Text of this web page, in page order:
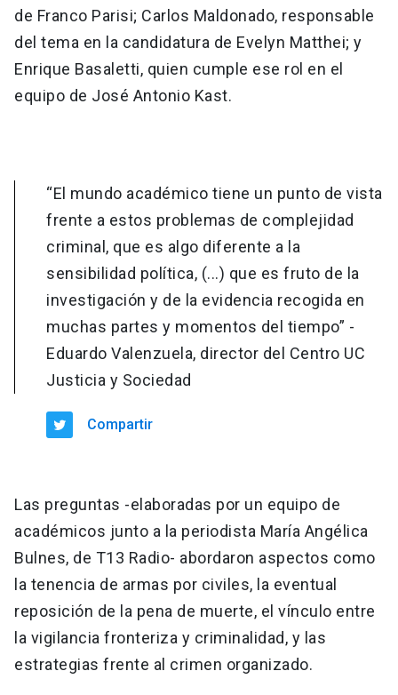
de Franco Parisi; Carlos Maldonado, responsable
del tema en la candidatura de Evelyn Matthei; y
Enrique Basaletti, quien cumple ese rol en el
equipo de José Antonio Kast.
“El mundo académico tiene un punto de vista
frente a estos problemas de complejidad
criminal, que es algo diferente a la
sensibilidad política, (...) que es fruto de la
investigación y de la evidencia recogida en
muchas partes y momentos del tiempo” -
Eduardo Valenzuela, director del Centro UC
Justicia y Sociedad
Compartir
Las preguntas -elaboradas por un equipo de
académicos junto a la periodista María Angélica
Bulnes, de T13 Radio- abordaron aspectos como
la tenencia de armas por civiles, la eventual
reposición de la pena de muerte, el vínculo entre
la vigilancia fronteriza y criminalidad, y las
estrategias frente al crimen organizado.